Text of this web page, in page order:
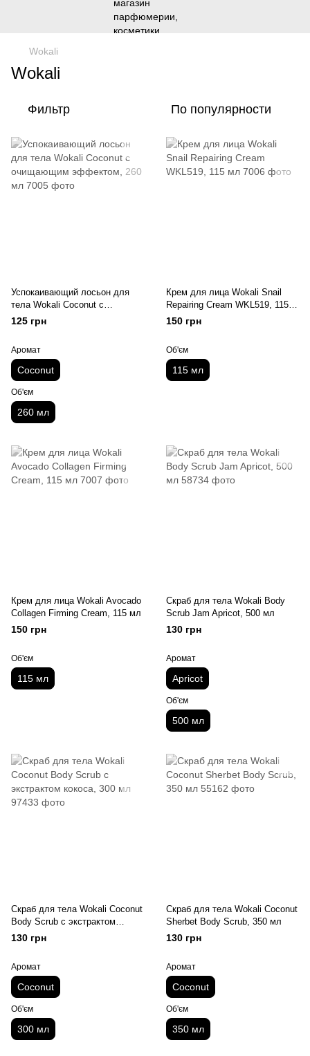
Wokali
Wokali
Фильтр По популярности
Успокаивающий лосьон для
тела Wokali Coconut с
очищающим эффектом, 260
125 грн
Аромат
Coconut
Об'єм
260 мл
Крем для лица Wokali Snail
Repairing Cream WKL519, 115
мл
150 грн
Об'єм
115 мл
Крем для лица Wokali Avocado
Collagen Firming Cream, 115 мл
150 грн
Об'єм
115 мл
Скраб для тела Wokali Body
Scrub Jam Apricot, 500 мл
130 грн
Аромат
Apricot
Об'єм
500 мл
Скраб для тела Wokali Coconut
Body Scrub с экстрактом
кокоса, 300 мл
130 грн
Аромат
Coconut
Об'єм
300 мл
Скраб для тела Wokali Coconut
Sherbet Body Scrub, 350 мл
130 грн
Аромат
Coconut
Об'єм
350 мл